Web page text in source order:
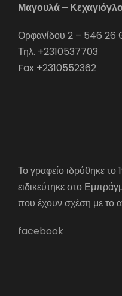
Μαγουλά –
Ορφανίδου 2 – 546 26
Τηλ. +2310537703
Fax +2310552362
Το γραφείο ιδρύθηκε
ειδικεύτηκε στο
που έχουν σχέση με το
facebook